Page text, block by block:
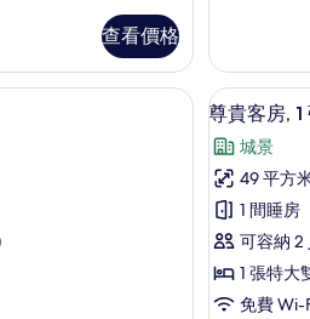
查看價格
特
大
雙
人
床,
城
市
景
的
1
張
特
大
雙
人
床,
城
市
景
詳
情
床、摺床/加床 (收費)
房, 1 張特大雙人床, 海景 | 手提電腦工作空
載
入
所
有
尊
貴
客
6
尊貴客房,
城景
49 平方
1 間睡房
可容納 2
1 張特大
免費 Wi-